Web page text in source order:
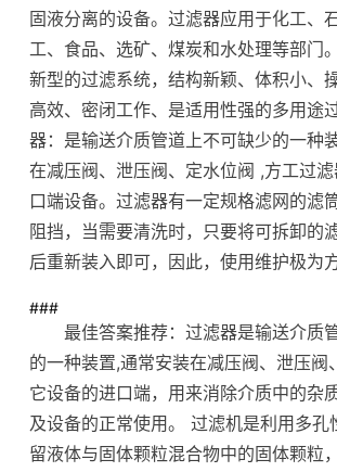
固液分离的设备。过滤器应用于化工、
工、食品、选矿、煤炭和水处理等部门
新型的过滤系统，结构新颖、体积小、
高效、密闭工作、是适用性强的多用途
器：是输送介质管道上不可缺少的一种
在减压阀、泄压阀、定水位阀 ,方工过
口端设备。过滤器有一定规格滤网的滤
阻挡，当需要清洗时，只要将可拆卸的
后重新装入即可，因此，使用维护极为方
###
最佳答案推荐：过滤器是输送介质
的一种装置,通常安装在减压阀、泄压阀
它设备的进口端，用来消除介质中的杂
及设备的正常使用。 过滤机是利用多孔
留液体与固体颗粒混合物中的固体颗粒